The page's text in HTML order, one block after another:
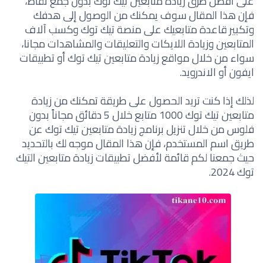
فإن هذا المقال سوف يمكنك من الوصول إلى هدفك
وتكبير قاعدة متابعيك على منصة تيك توك وكسب آلاف
المتابعين وزيادة اللايكات والتعليقات والمشاهدات مجانا،
سواء من خلال مواقع زيادة متابعين تيك توك أو تطبيقات
ايفون أو الاندرويد.
لذلك إذا كنت تريد الحصول على طريقة تمكنك من زيادة
متابعين تيك توك 1000 متابع خلال 5 دقائق مجاناً بدون
فلوس من خلال تنزيل برنامج زيادة متابعين تيك توك عن
طريق اسم المستخدم، فإن هذا المقال موجه لك بالتحديد
حيث جمعنا لكم قائمة لأفضل تطبيقات زيادة متابعين التيك
توك 2024.